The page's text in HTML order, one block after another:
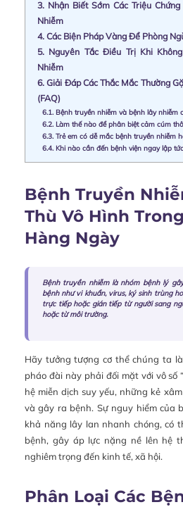
3. Nhận Biết Sớm Các Triệu
Nhiễm
4. Các Biện Pháp Vàng Để Phòng
5. Nguyên Tắc Điều Trị Khi
Nhiễm
6. Giải Đáp Các Thắc Mắc Thường
(FAQ)
6.1. Bệnh truyền nhiễm và bệnh lây nhiễm
6.2. Làm thế nào để phân biệt cảm cúm
6.3. Trẻ em có dễ mắc bệnh truyền nhiễm
6.4. Khi nào cần đến bệnh viện ngay lập
Bệnh Truyền
Thù Vô Hình
Hàng Ngày
Bệnh truyền nhiễm là nhóm bệnh lý
bệnh như vi khuẩn, virus, ký sinh trùng
trực tiếp hoặc gián tiếp từ người sang
hoặc từ môi trường.
Hãy tưởng tượng cơ thể chúng ta
pháo đài này phải đối mặt với vô số
hệ miễn dịch suy yếu, những kẻ
và gây ra bệnh. Sự nguy hiểm của
khả năng lây lan nhanh chóng, có
bệnh, gây áp lực nặng nề lên hệ
nghiêm trọng đến kinh tế, xã hội.
Phân Loại Các